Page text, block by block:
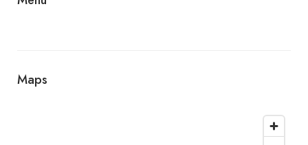
Maps